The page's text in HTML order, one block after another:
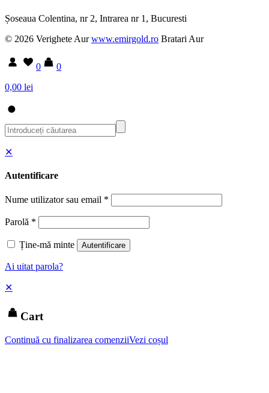
Șoseaua Colentina, nr 2, Intrarea nr 1, Bucuresti
© 2026 Verighete Aurwww.emirgold.ro Bratari Aur
0
0
0,00 lei
✕
Autentificare
Nume utilizator sau email *
Parolă *
Ține-mă minte Autentificare
Ai uitat parola?
✕
Cart
Continuă cu finalizarea comenziiVezi coșul